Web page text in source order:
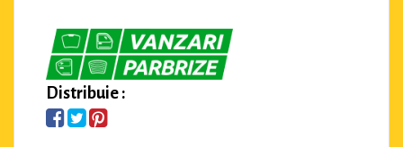
Distribuie :